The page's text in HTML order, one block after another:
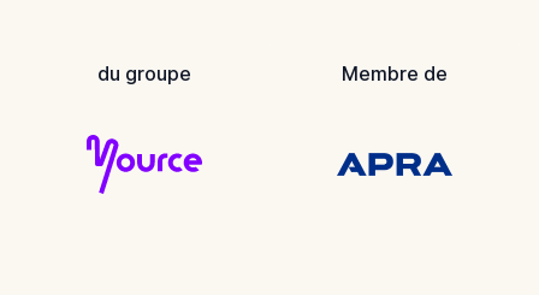
du groupe Membre de